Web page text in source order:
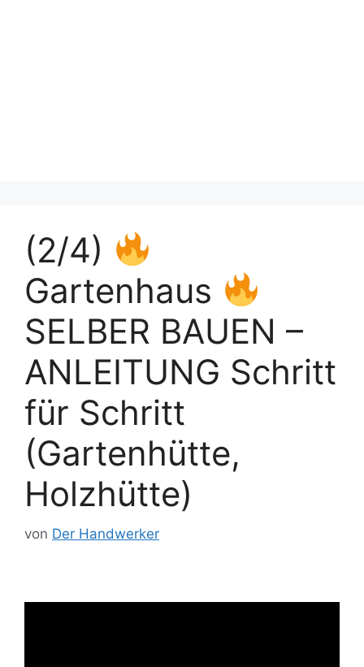
(2/4)
Gartenhaus
SELBER BAUEN –
ANLEITUNG Schritt
für Schritt
(Gartenhütte,
Holzhütte)
von Der Handwerker